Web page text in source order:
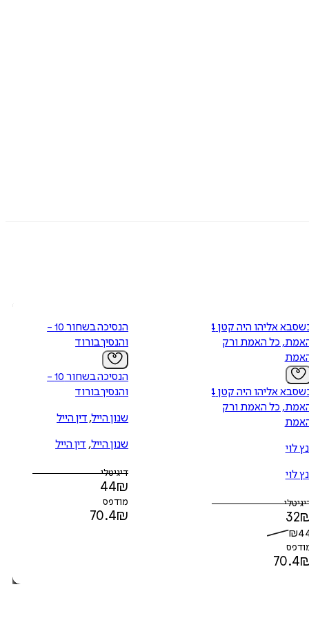
כל האמת ורק
כל האמת ורק
לוי
לוי
32
₪
70.4
הנסיכה בשחור 10 -
והנסיך בורוד
הנסיכה בשחור 10 -
והנסיך בורוד
שנון הייל, דין הייל
שנון הייל, דין הייל
דיגיטלי
44₪
מודפס
70.4₪